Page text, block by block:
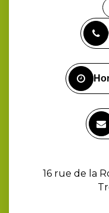
16 rue de la